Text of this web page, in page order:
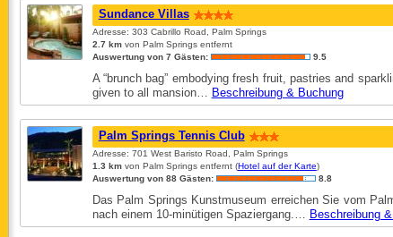
Sundance Villas
Adresse: 303 Cabrillo Road, Palm Springs
2.7 kmvon Palm Springs entfernt
Auswertung von 7 Gästen:
9.5
A “brunch bag” embodying fresh fruit, pastries and
given to all mansion… Beschreibung & Buchung
Palm Springs Tennis Club
Adresse: 701 West Baristo Road, Palm Springs
1.3 kmvon Palm Springs entfernt (Hotel auf der Karte)
Auswertung von 88 Gästen:
8.8
Das Palm Springs Kunstmuseum erreichen Sie vom
nach einem 10-minütigen Spaziergang.… Beschreibung